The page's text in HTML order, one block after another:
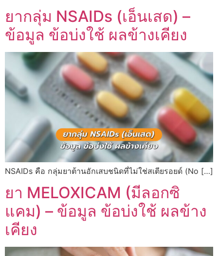
ยากลุ่ม NSAIDs (เอ็นเสด) –
ข้อมูล ข้อบ่งใช้ ผลข้างเคียง
NSAIDs คือ กลุ่มยาต้านอักเสบชนิดที่ไม่ใช่สเตียรอยด์ (No […]
ยา MELOXICAM (มีลอกซิ
แคม) – ข้อมูล ข้อบ่งใช้ ผลข้าง
เคียง